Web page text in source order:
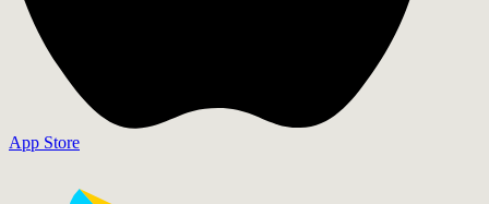
App Store